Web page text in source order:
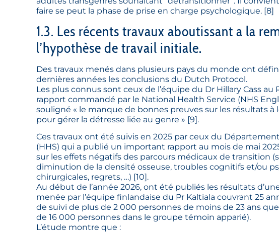
faire se peut la phase de prise en charge psychologique. [8]
1.3. Les récents travaux aboutissant a la
l’hypothèse de travail initiale.
Des travaux menés dans plusieurs pays du monde ont
dernières années les conclusions du Dutch Protocol.
Les plus connus sont ceux de l’équipe du Dr Hillary Cass
rapport commandé par le National Health Service (NHS
souligné « le manque de bonnes preuves sur les résultats
pour gérer la détresse liée au genre » [9].
Ces travaux ont été suivis en 2025 par ceux du
(HHS) qui a publié un important rapport au mois de mai
sur les effets négatifs des parcours médicaux de transition
diminution de la densité osseuse, troubles cognitifs et/ou
chirurgicales, regrets, …) [10] .
Au début de l’année 2026, ont été publiés les résultats
menée par l’équipe finlandaise du Pr Kaltiala couvrant 25
de suivi de plus de 2 000 personnes de moins de 23 ans
de 16 000 personnes dans le groupe témoin apparié).
L’étude montre que :